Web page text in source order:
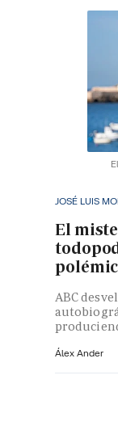
JOSÉ LUIS
El
ABC
Álex Ander